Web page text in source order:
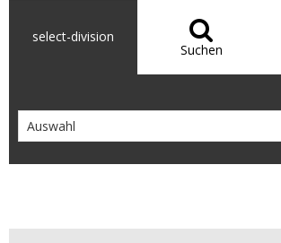
select-division 
Suchen